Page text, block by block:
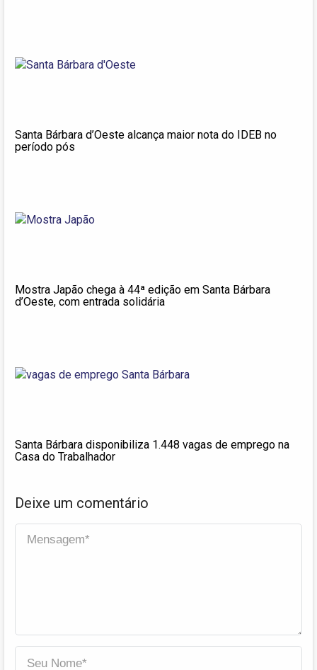
Santa Bárbara d’Oeste alcança maior nota do IDEB no
período pós
Mostra Japão chega à 44ª edição em Santa Bárbara
d’Oeste, com entrada solidária
Santa Bárbara disponibiliza 1.448 vagas de emprego na
Casa do Trabalhador
Deixe um comentário